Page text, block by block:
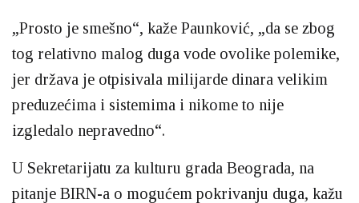
„Prosto je smešno“, kaže Paunković, „da se zbog
tog relativno malog duga vode ovolike polemike,
jer država je otpisivala milijarde dinara velikim
preduzećima i sistemima i nikome to nije
izgledalo nepravedno“.
U Sekretarijatu za kulturu grada Beograda, na
pitanje BIRN-a o mogućem pokrivanju duga, kažu